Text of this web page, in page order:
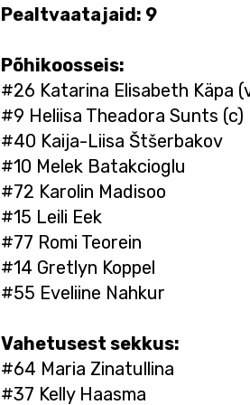
Pealtvaatajaid: 9
Põhikoosseis:
#26 Katarina Elisabeth Käpa
#9 Heliisa Theadora Sunts (c)
#40 Kaija-Liisa Štšerbakov
#10 Melek Batakcioglu
#72 Karolin Madisoo
#15 Leili Eek
#77 Romi Teorein
#14 Gretlyn Koppel
#55 Eveliine Nahkur
Vahetusest sekkus:
#64 Maria Zinatullina
#37 Kelly Haasma